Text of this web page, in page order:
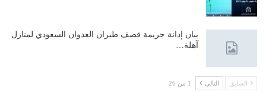
بيان إدانة جريمة قصف طيران العدوان السعودي لمنازل
آهلة…
السابق التالي 1 من 26